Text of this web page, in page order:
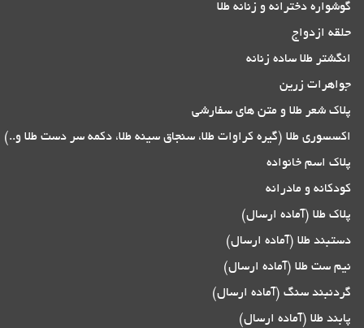
گوشواره دخترانه و زنانه طلا
حلقه ازدواج
انگشتر طلا ساده زنانه
جواهرات زرین
پلاک شعر طلا و متن های سفارشی
اکسسوری طلا (گیره کراوات طلا، سنجاق سینه طلا، دکمه سر دست طلا و..)
پلاک اسم خانواده
کودکانه و مادرانه
پلاک طلا (آماده ارسال)
دستبند طلا (آماده ارسال)
نیم ست طلا (آماده ارسال)
گردنبند سنگ (آماده ارسال)
پابند طلا (آماده ارسال)